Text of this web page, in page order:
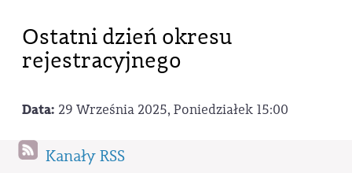
Ostatni dzień okresu
rejestracyjnego
Data: 29 Września 2025, Poniedziałek 15:00
Kanały RSS